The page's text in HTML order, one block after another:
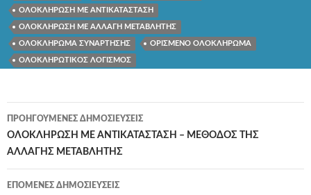
ΟΛΟΚΛΗΡΩΣΗ ΜΕ ΑΝΤΙΚΑΤΑΣΤΑΣΗ
ΟΛΟΚΛΗΡΩΣΗ ΜΕ ΑΛΛΑΓΗ ΜΕΤΑΒΛΗΤΗΣ
ΟΛΟΚΛΗΡΩΜΑ ΣΥΝΑΡΤΗΣΗΣ ΟΡΙΣΜΕΝΟ ΟΛΟΚΛΗΡΩΜΑ
ΟΛΟΚΛΗΡΩΤΙΚΟΣ ΛΟΓΙΣΜΟΣ
Πλοήγηση
άρθρων
ΠΡΟΗΓΟΎΜΕΝΕΣ ΔΗΜΟΣΙΕΎΣΕΙΣ
ΟΛΟΚΛΗΡΩΣΗ ΜΕ ΑΝΤΙΚΑΤΑΣΤΑΣΗ – ΜΕΘΟΔΟΣ ΤΗΣ
ΑΛΛΑΓΗΣ ΜΕΤΑΒΛΗΤΗΣ
ΕΠΌΜΕΝΕΣ ΔΗΜΟΣΙΕΎΣΕΙΣ